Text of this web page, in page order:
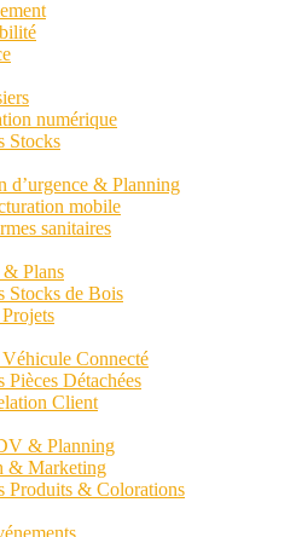
numérique
Stocks
d’urgence & Planning
mobile
sanitaires
Plans
Stocks de Bois
Connecté
Pièces Détachées
Client
& Planning
& Marketing
Produits & Colorations